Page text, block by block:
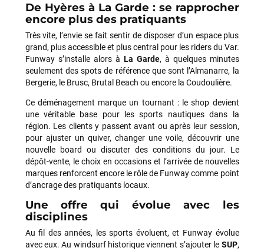
De Hyères à La Garde : se rapprocher
encore plus des pratiquants
Très vite, l’envie se fait sentir de disposer d’un espace plus
grand, plus accessible et plus central pour les riders du Var.
Funway s’installe alors à La Garde, à quelques minutes
seulement des spots de référence que sont l’Almanarre, la
Bergerie, le Brusc, Brutal Beach ou encore la Coudoulière.
Ce déménagement marque un tournant : le shop devient
une véritable base pour les sports nautiques dans la
région. Les clients y passent avant ou après leur session,
pour ajuster un quiver, changer une voile, découvrir une
nouvelle board ou discuter des conditions du jour. Le
dépôt-vente, le choix en occasions et l’arrivée de nouvelles
marques renforcent encore le rôle de Funway comme point
d’ancrage des pratiquants locaux.
Une offre qui évolue avec les
disciplines
Au fil des années, les sports évoluent, et Funway évolue
avec eux. Au windsurf historique viennent s’ajouter le SUP,